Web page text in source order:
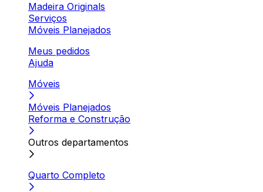
Madeira Originals
Serviços
Móveis Planejados
Meus pedidos
Ajuda
Móveis
Móveis Planejados
Reforma e Construção
Outros departamentos
Quarto Completo